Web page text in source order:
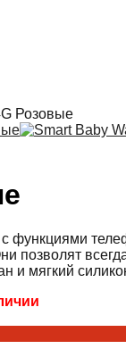
Розовые
функциями
позволят
и мягкий